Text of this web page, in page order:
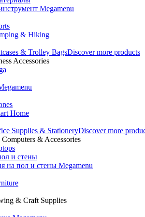
Megamenu
& Hiking
& Trolley BagsDiscover more products
Accessories
Home
Supplies & StationeryDiscover more
& Accessories
и стены
на пол и стены Megamenu
& Craft Supplies